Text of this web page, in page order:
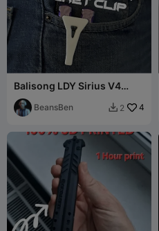
Balisong LDY Sirius V4
Pocket Clip
BeansBen  2 4